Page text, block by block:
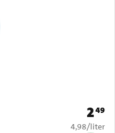
Prijs:
249
€ 4,98 per
4,98/liter